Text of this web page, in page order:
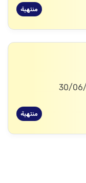
منتهية
منتهية